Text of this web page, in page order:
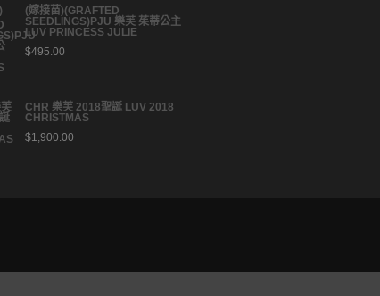
(嫁接苗)(GRAFTED
SEEDLINGS)PJU 樂芙 茱蒂公主
LUV PRINCESS JULIE
$495.00
CHR 樂芙 2018聖誕 LUV 2018
CHRISTMAS
$1,900.00